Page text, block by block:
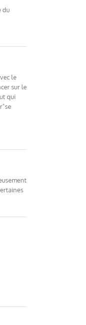
du
le
sur le
qui